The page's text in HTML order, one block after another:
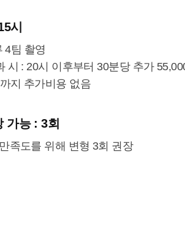
시
4팀 촬영
시 : 20시 이후부터 30분당 추가
지 추가비용 없음
가능 : 3회
족도를 위해 변형 3회 권장